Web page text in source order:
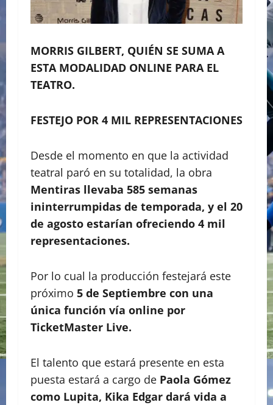
MORRIS GILBERT, QUIÉN SE SUMA A
ESTA MODALIDAD ONLINE PARA EL
TEATRO.
FESTEJO POR 4 MIL REPRESENTACIONES
Desde el momento en que la actividad
teatral paró en su totalidad, la obra
Mentiras llevaba 585 semanas
ininterrumpidas de temporada, y el 20
de agosto estarían ofreciendo 4 mil
representaciones.
Por lo cual la producción festejará este
próximo 5 de Septiembre con una
única función vía online por
TicketMaster Live.
El talento que estará presente en esta
puesta estará a cargo de Paola Gómez
como Lupita, Kika Edgar dará vida a